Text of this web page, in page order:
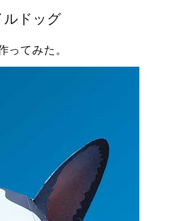
ルドッグ
ってみた。